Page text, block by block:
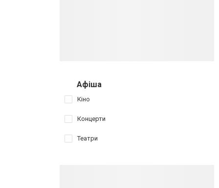
Афіша
Кіно
Концерти
Театри